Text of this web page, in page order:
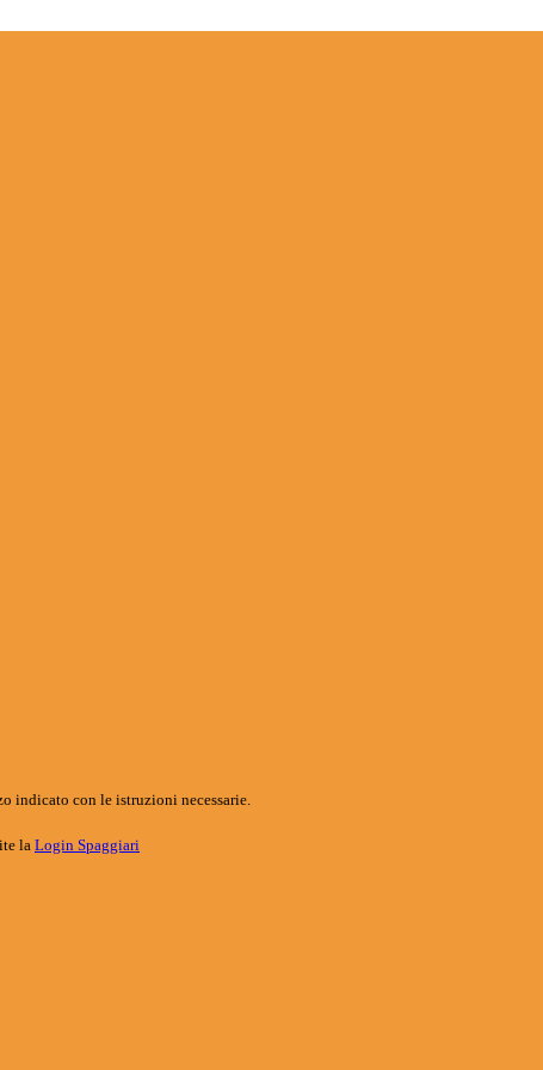
indicato con le istruzioni necessarie.
la Login Spaggiari